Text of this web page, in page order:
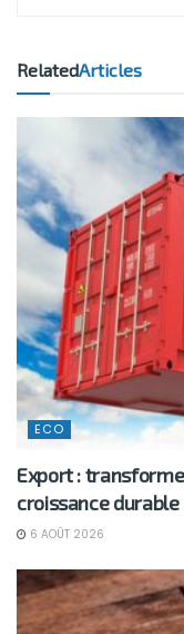
RelatedArticles
ECO
Export :
croissance durable
6 AOÛT 2026